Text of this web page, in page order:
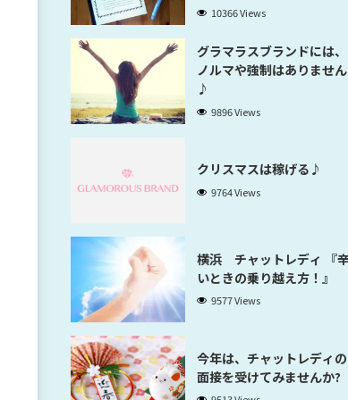
10366 Views
グラマラスブランドには、
ノルマや強制はありません
♪
9896 Views
クリスマスは稼げる♪
9764 Views
横浜 チャットレディ 『辛
いときの乗り越え方！』
9577 Views
今年は、チャットレディの
面接を受けてみませんか?